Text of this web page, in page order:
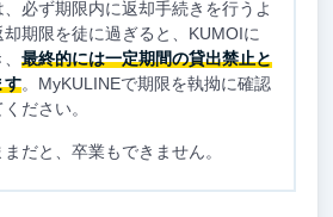
必ず期限内に返却手続きを行うよ
期限を徒に過ぎると、KUMOIに
、最終的には一定期間の貸出禁止と
す。MyKULINEで期限を執拗に確認
ださい。
だと、卒業もできません。